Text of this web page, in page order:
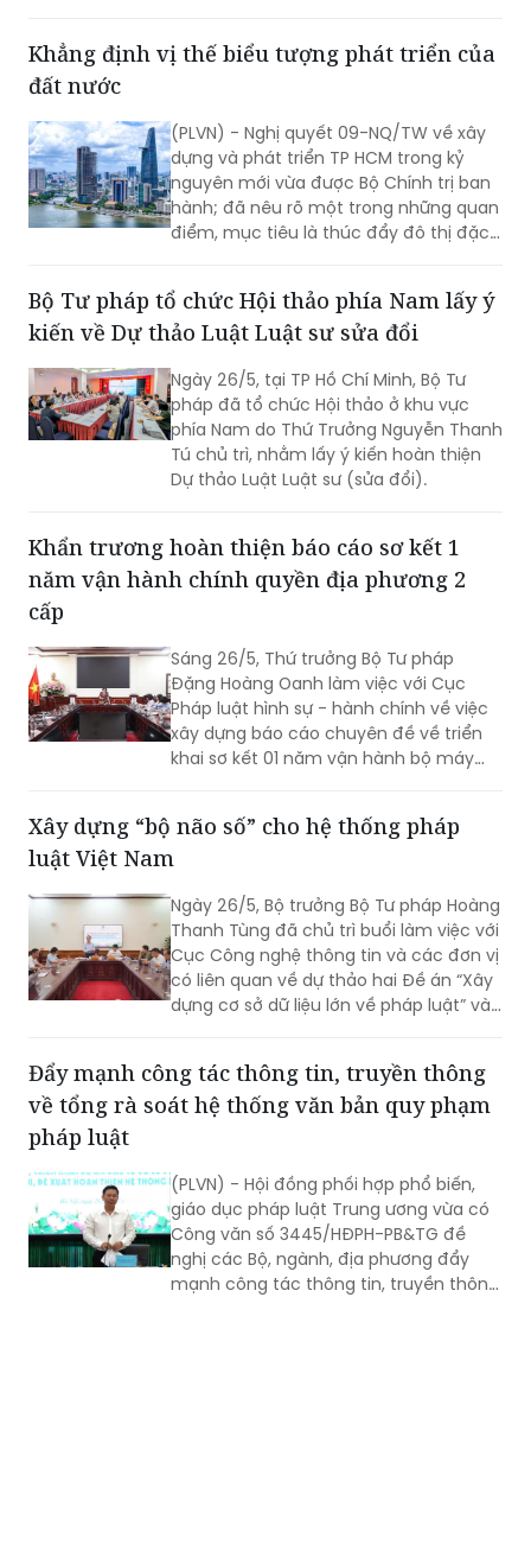
Khẳng định vị thế biểu tượng phát triển của
đất nước
(PLVN) - Nghị quyết 09-NQ/TW về xây
dựng và phát triển TP HCM trong kỷ
nguyên mới vừa được Bộ Chính trị ban
hành; đã nêu rõ một trong những quan
điểm, mục tiêu là thúc đẩy đô thị đặc
Nam trong thế kỷ XXI; nơi hội tụ khát
vọng phát triển, năng lực cạnh tranh
của đất nước; khẳng định vai trò đi
trước, làm mẫu; dẫn đầu về kiến tạo
thể chế và chất lượng phát triển,
chuẩn mực quản trị; là đầu tàu dẫn dắt
tăng trưởng, cực đổi mới sáng tạo và
Bộ Tư pháp tổ chức Hội thảo phía Nam lấy ý
kiến về Dự thảo Luật Luật sư sửa đổi
Ngày 26/5, tại TP Hồ Chí Minh, Bộ Tư
pháp đã tổ chức Hội thảo ở khu vực
phía Nam do Thứ Trưởng Nguyễn Thanh
Tú chủ trì, nhằm lấy ý kiến hoàn thiện
Dự thảo Luật Luật sư (sửa đổi).
Khẩn trương hoàn thiện báo cáo sơ kết 1
năm vận hành chính quyền địa phương 2
cấp
Sáng 26/5, Thứ trưởng Bộ Tư pháp
Đặng Hoàng Oanh làm việc với Cục
Pháp luật hình sự - hành chính về việc
xây dựng báo cáo chuyên đề về triển
khai sơ kết 01 năm vận hành bộ máy
Xây dựng “bộ não số” cho hệ thống pháp
luật Việt Nam
Ngày 26/5, Bộ trưởng Bộ Tư pháp Hoàng
Thanh Tùng đã chủ trì buổi làm việc với
Cục Công nghệ thông tin và các đơn vị
có liên quan về dự thảo hai Đề án “Xây
dựng cơ sở dữ liệu lớn về pháp luật” và
chức thi hành pháp luật”.
Đẩy mạnh công tác thông tin, truyền thông
về tổng rà soát hệ thống văn bản quy phạm
pháp luật
(PLVN) - Hội đồng phối hợp phổ biến,
giáo dục pháp luật Trung ương vừa có
Công văn số 3445/HĐPH-PB&TG đề
nghị các Bộ, ngành, địa phương đẩy
mạnh công tác thông tin, truyền thông